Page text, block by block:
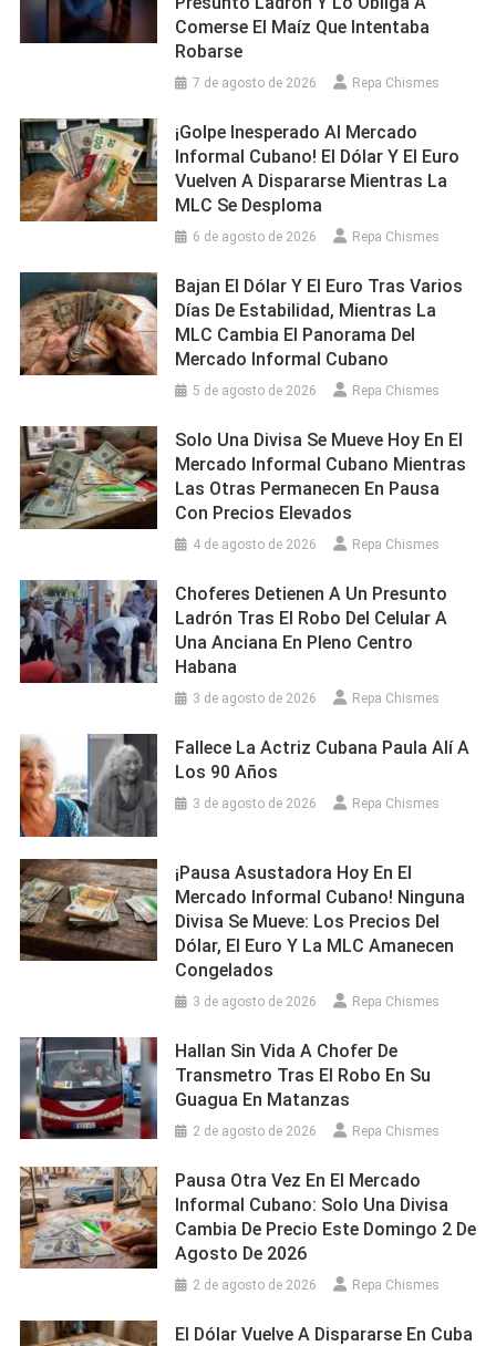
Comerse El Maíz Que Intentaba
Robarse
7 de agosto de 2026 Repa Chismes
¡Golpe Inesperado Al Mercado
Informal Cubano! El Dólar Y El Euro
Vuelven A Dispararse Mientras La
MLC Se Desploma
6 de agosto de 2026 Repa Chismes
Bajan El Dólar Y El Euro Tras Varios
Días De Estabilidad, Mientras La
MLC Cambia El Panorama Del
Mercado Informal Cubano
5 de agosto de 2026 Repa Chismes
Solo Una Divisa Se Mueve Hoy En El
Mercado Informal Cubano Mientras
Las Otras Permanecen En Pausa
Con Precios Elevados
4 de agosto de 2026 Repa Chismes
Choferes Detienen A Un Presunto
Ladrón Tras El Robo Del Celular A
Una Anciana En Pleno Centro
Habana
3 de agosto de 2026 Repa Chismes
Fallece La Actriz Cubana Paula Alí A
Los 90 Años
3 de agosto de 2026 Repa Chismes
¡Pausa Asustadora Hoy En El
Mercado Informal Cubano! Ninguna
Divisa Se Mueve: Los Precios Del
Dólar, El Euro Y La MLC Amanecen
Congelados
3 de agosto de 2026 Repa Chismes
Hallan Sin Vida A Chofer De
Transmetro Tras El Robo En Su
Guagua En Matanzas
2 de agosto de 2026 Repa Chismes
Pausa Otra Vez En El Mercado
Informal Cubano: Solo Una Divisa
Cambia De Precio Este Domingo 2 De
Agosto De 2026
2 de agosto de 2026 Repa Chismes
El Dólar Vuelve A Dispararse En Cuba